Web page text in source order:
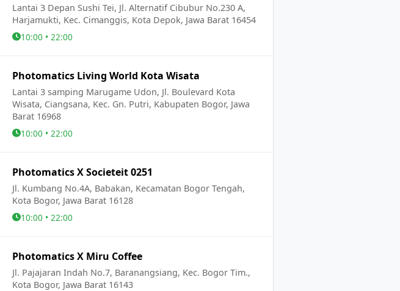
Lantai 3 Depan Sushi Tei, Jl. Alternatif Cibubur No.230 A,
Harjamukti, Kec. Cimanggis, Kota Depok, Jawa Barat 16454
10:00 • 22:00
Photomatics Living World Kota Wisata
Lantai 3 samping Marugame Udon, Jl. Boulevard Kota
Wisata, Ciangsana, Kec. Gn. Putri, Kabupaten Bogor, Jawa
Barat 16968
10:00 • 22:00
Photomatics X Societeit 0251
Jl. Kumbang No.4A, Babakan, Kecamatan Bogor Tengah,
Kota Bogor, Jawa Barat 16128
10:00 • 22:00
Photomatics X Miru Coffee
Jl. Pajajaran Indah No.7, Baranangsiang, Kec. Bogor Tim.,
Kota Bogor, Jawa Barat 16143